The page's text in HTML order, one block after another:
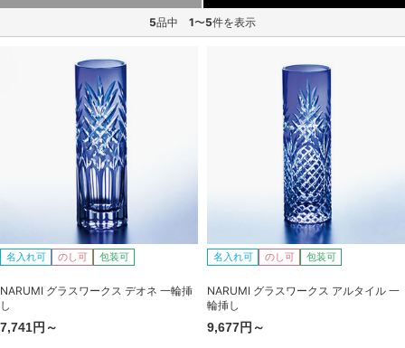
5品中 1〜5件を表示
名入れ可 のし可 包装可
NARUMI グラスワークス デオネ 一輪挿
し
7,741円～
名入れ可 のし可 包装可
NARUMI グラスワークス アルタイル 一
輪挿し
9,677円～